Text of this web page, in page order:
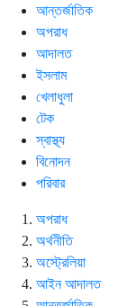
আন্তর্জাতিক
অপরাধ
আদালত
ইসলাম
খেলাধুলা
টেক
স্বাস্থ্য
বিনোদন
পরিবার
অপরাধ
অর্থনীতি
অস্ট্রেলিয়া
আইন আদালত